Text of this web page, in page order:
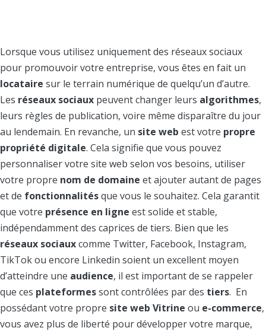
Lorsque vous utilisez uniquement des réseaux sociaux
pour promouvoir votre entreprise, vous êtes en fait un
locataire sur le terrain numérique de quelqu’un d’autre.
Les réseaux sociaux peuvent changer leurs algorithmes,
leurs règles de publication, voire même disparaître du jour
au lendemain. En revanche, un site web est votre propre
propriété digitale. Cela signifie que vous pouvez
personnaliser votre site web selon vos besoins, utiliser
votre propre nom de domaine et ajouter autant de pages
et de fonctionnalitésque vous le souhaitez. Cela garantit
que votre présence en ligne est solide et stable,
indépendamment des caprices de tiers. Bien que les
réseaux sociauxcomme Twitter, Facebook, Instagram,
TikTok ou encore Linkedin soient un excellent moyen
d’atteindre une audience, il est important de se rappeler
que ces plateformessont contrôlées par des tiers. En
possédant votre propre site web Vitrine ou e-commerce,
vous avez plus de liberté pour développer votre marque,